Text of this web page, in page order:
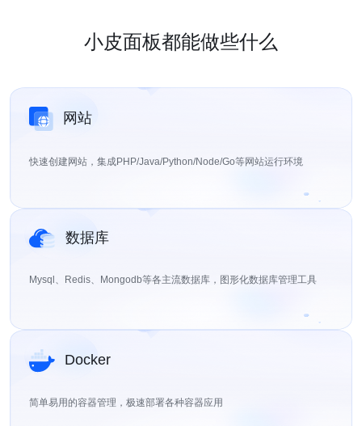
小皮面板都能做些什么
网站
快速创建网站，集成PHP/Java/Python/Node/Go等网站运行环境
数据库
Mysql、Redis、Mongodb等各主流数据库，图形化数据库管理工具
Docker
简单易用的容器管理，极速部署各种容器应用